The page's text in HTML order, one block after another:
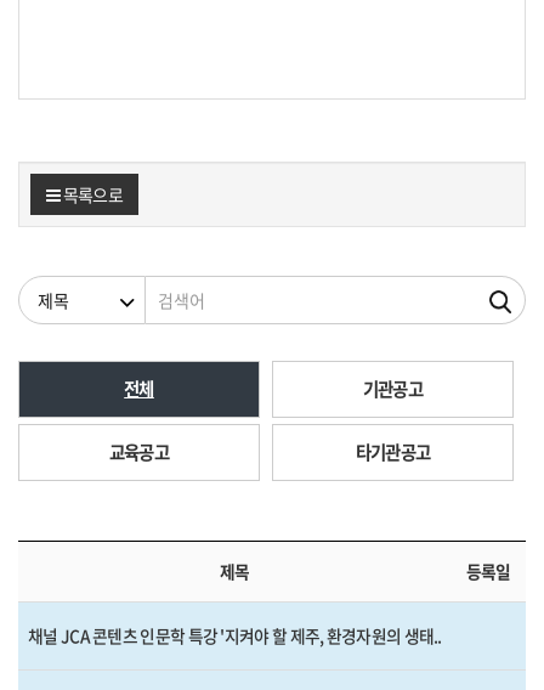
목록으로
검색조건 검색어
전체 기관공고
교육공고 타기관공고
제목 등록일
채널 JCA 콘텐츠 인문학 특강 '지켜야 할 제주, 환경자원의 생태..